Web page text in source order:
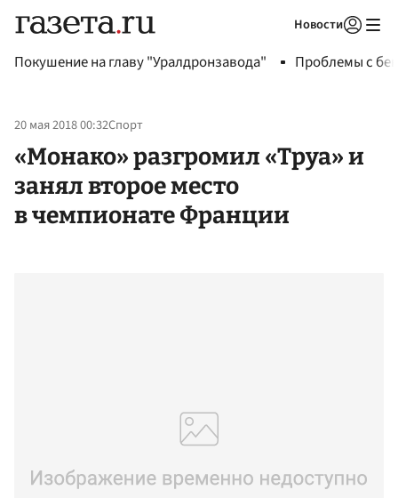
Новости
Покушение на главу "Уралдронзавода" Проблемы с
20 мая 2018 00:32Спорт
«Монако» разгромил «Труа» и
занял второе место
в чемпионате Франции